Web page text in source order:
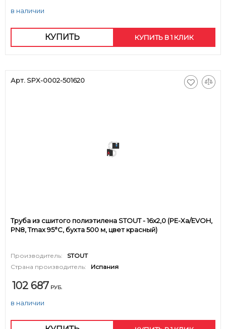
в наличии
КУПИТЬ КУПИТЬ В 1 КЛИК
Арт. SPX-0002-501620
Труба из сшитого полиэтилена STOUT - 16x2,0 (PE-Xa/EVOH,
PN8, Tmax 95°C, бухта 500 м, цвет красный)
Производитель:
STOUT
Страна производитель:
Испания
102 687 РУБ.
в наличии